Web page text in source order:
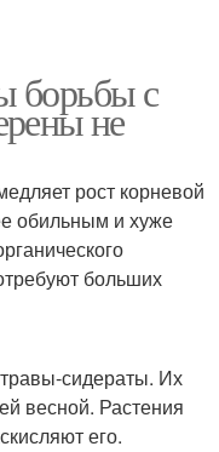
борьбы с
не
рост корневой
обильным и хуже
больших
сидераты. Их
весной. Растения
его.